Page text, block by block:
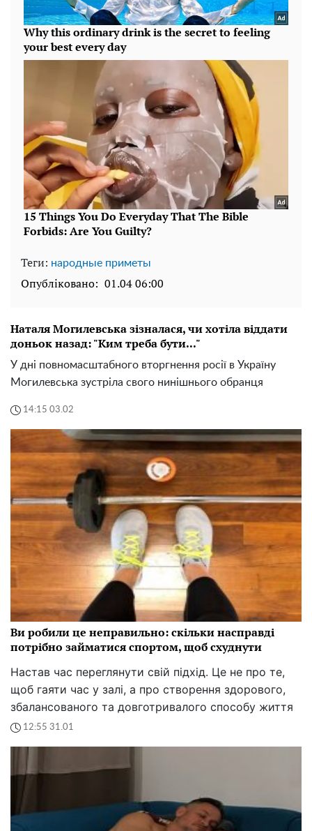
Теги: народные приметы
Опубліковано: 01.04 06:00
Наталя Могилевська зізналася, чи хотіла віддати
доньок назад: "Ким треба бути..."
У дні повномасштабного вторгнення росії в Україну
Могилевська зустріла свого нинішнього обранця
14:15 03.02
Ви робили це неправильно: скільки насправді
потрібно займатися спортом, щоб схуднути
Настав час переглянути свій підхід. Це не про те,
щоб гаяти час у залі, а про створення здорового,
збалансованого та довготривалого способу життя
12:55 31.01